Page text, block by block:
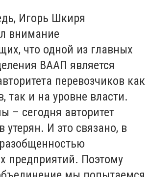
Игорь Шкиря
внимание
что одной из главных
ВААП является
перевозчиков как
так и на уровне власти.
– сегодня авторитет
утерян. И это связано, в
предприятий. Поэтому